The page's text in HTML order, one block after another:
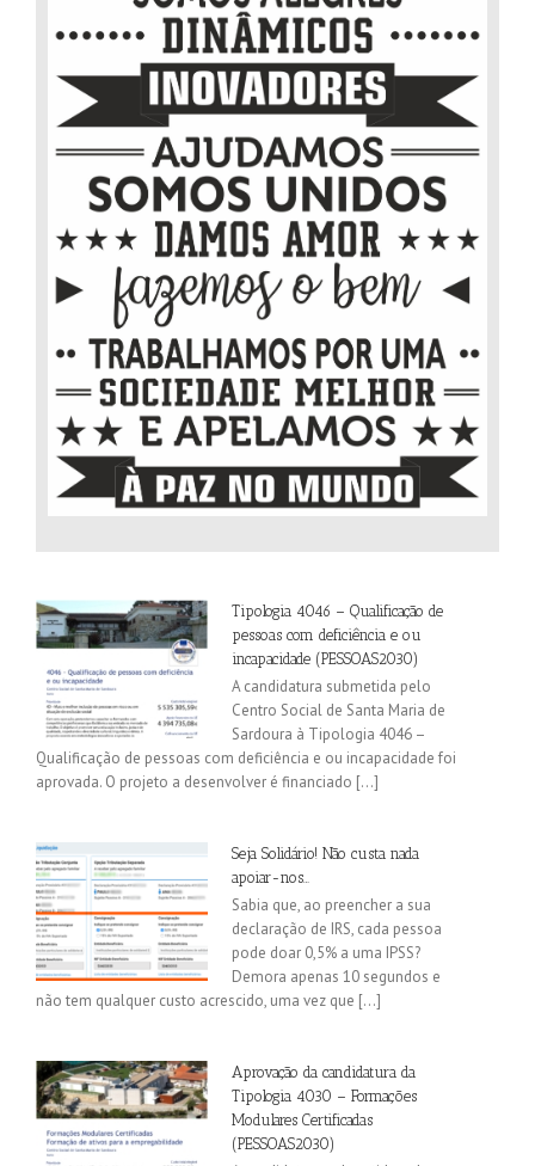
Tipologia 4046 – Qualificação de
pessoas com deficiência e ou
incapacidade (PESSOAS2030)
A candidatura submetida pelo
Centro Social de Santa Maria de
Sardoura à Tipologia 4046 –
Qualificação de pessoas com deficiência e ou incapacidade foi
aprovada. O projeto a desenvolver é financiado [...]
Seja Solidário! Não custa nada
apoiar-nos…
Sabia que, ao preencher a sua
declaração de IRS, cada pessoa
pode doar 0,5% a uma IPSS?
Demora apenas 10 segundos e
não tem qualquer custo acrescido, uma vez que [...]
Aprovação da candidatura da
Tipologia 4030 – Formações
Modulares Certificadas
(PESSOAS2030)